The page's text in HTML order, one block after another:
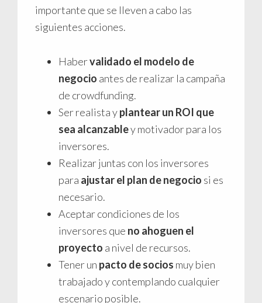
importante que se lleven a cabo las
siguientes acciones.
Habervalidado el modelo de
negocio antes de realizar la campaña
de crowdfunding.
Ser realista yplantear un ROI que
sea alcanzabley motivador para los
inversores.
Realizar juntas con los inversores
para ajustar el plan de negocio si es
necesario.
Aceptar condiciones de los
inversores que no ahoguen el
proyecto a nivel de recursos.
Tener un pacto de socios muy bien
trabajado y contemplando cualquier
escenario posible.